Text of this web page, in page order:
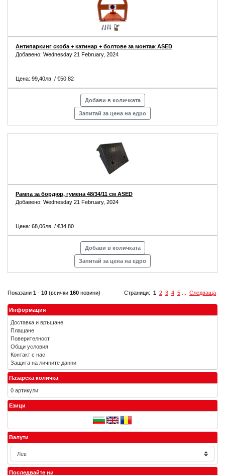
Антипаркинг скоба + катинар + болтове за монтаж ASED
Добавено: Wednesday 21 February, 2024
Цена: 99,40лв. / €50.82
Добави в количката
Запитай за цена на едро
Рампа за бордюр, гумена 48/34/11 см ASED
Добавено: Wednesday 21 February, 2024
Цена: 68,06лв. / €34.80
Добави в количката
Запитай за цена на едро
Страници: 1 2 3 4 5 ... Следваща
Показани 1 - 10 (всички 160 новини)
Информация
Доставка и връщане
Плащане
Поверителност
Общи условия
Контакт с нас
Защита на личните данни
Пазарска количка
0 артикули
Езици
Валути
Последвайте ни